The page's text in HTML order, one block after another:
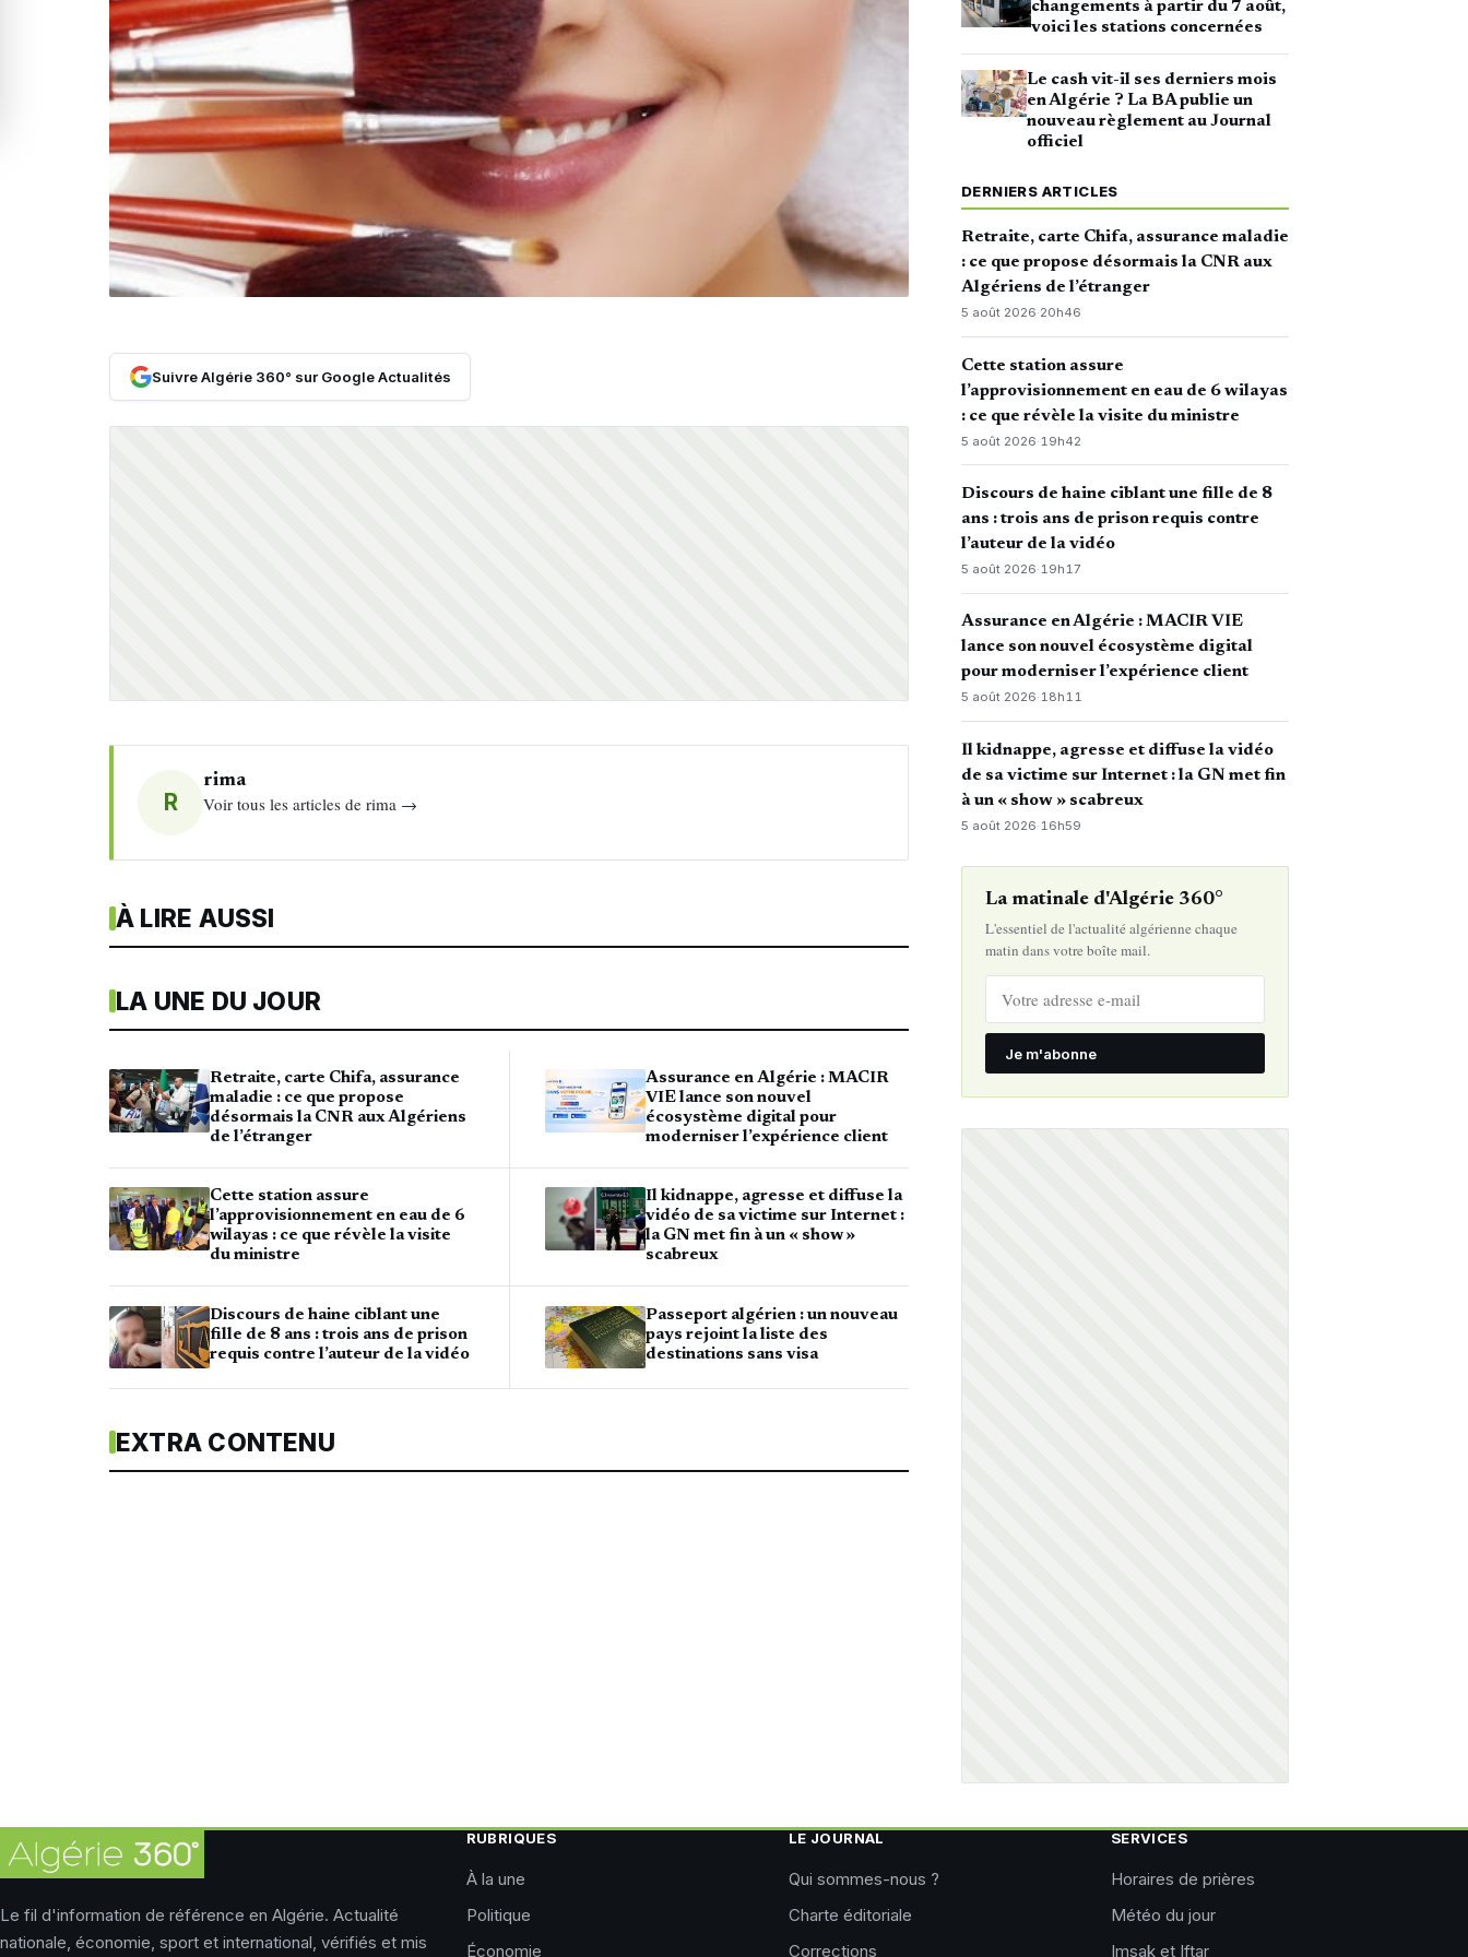
Suivre Algérie 360° sur Google Actualités
R
rima
Voir tous les articles de rima →
À LIRE AUSSI
LA UNE DU JOUR
Retraite, carte Chifa, assurance
maladie : ce que propose
désormais la CNR aux Algériens
de l’étranger
Cette station assure
l’approvisionnement en eau de 6
wilayas : ce que révèle la visite
du ministre
Discours de haine ciblant une
fille de 8 ans : trois ans de prison
requis contre l’auteur de la vidéo
Assurance en Algérie : MACIR
VIE lance son nouvel
écosystème digital pour
moderniser l’expérience client
Il kidnappe, agresse et diffuse la
vidéo de sa victime sur Internet :
la GN met fin à un « show »
scabreux
Passeport algérien : un nouveau
pays rejoint la liste des
destinations sans visa
EXTRA CONTENU
changements à partir du 7 août,
voici les stations concernées
Le cash vit-il ses derniers mois
en Algérie ? La BA publie un
nouveau règlement au Journal
officiel
DERNIERS ARTICLES
Retraite, carte Chifa, assurance maladie
: ce que propose désormais la CNR aux
Algériens de l’étranger
5 août 2026·20h46
Cette station assure
l’approvisionnement en eau de 6 wilayas
: ce que révèle la visite du ministre
5 août 2026· 19h42
Discours de haine ciblant une fille de 8
ans : trois ans de prison requis contre
l’auteur de la vidéo
5 août 2026·19h17
Assurance en Algérie : MACIR VIE
lance son nouvel écosystème digital
pour moderniser l’expérience client
5 août 2026·18h11
Il kidnappe, agresse et diffuse la vidéo
de sa victime sur Internet : la GN met fin
à un « show » scabreux
5 août 2026· 16h59
La matinale d'Algérie 360°
L'essentiel de l'actualité algérienne chaque
matin dans votre boîte mail.
Je m'abonne
Le fil d'information de référence en Algérie. Actualité
nationale, économie, sport et international, vérifiés et mis
RUBRIQUES
À la une
Politique
Économie
LE JOURNAL
Qui sommes-nous ?
Charte éditoriale
Corrections
SERVICES
Horaires de prières
Météo du jour
Imsak et Iftar